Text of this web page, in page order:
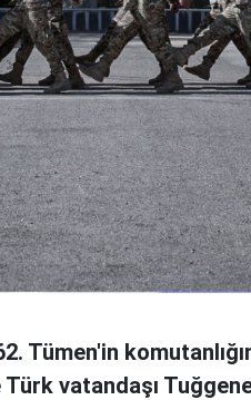
Tümen'in
vatandaşı